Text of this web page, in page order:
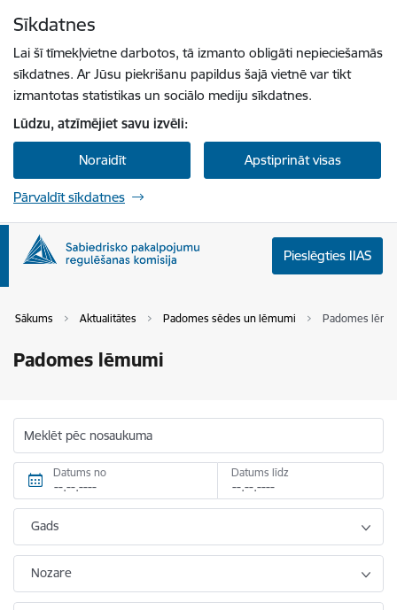
Sīkdatnes
Lai šī tīmekļvietne darbotos, tā izmanto obligāti nepieciešamās
sīkdatnes. Ar Jūsu piekrišanu papildus šajā vietnē var tikt
izmantotas statistikas un sociālo mediju sīkdatnes.
Lūdzu, atzīmējiet savu izvēli:
Noraidīt Apstiprināt visas
Pārvaldīt sīkdatnes
Pieslēgties IIAS
Sākums Aktualitātes Padomes sēdes un lēmumi Padomes
Padomes lēmumi
Meklēt pēc nosaukuma
Datums no Datums līdz
Gads
Nozare